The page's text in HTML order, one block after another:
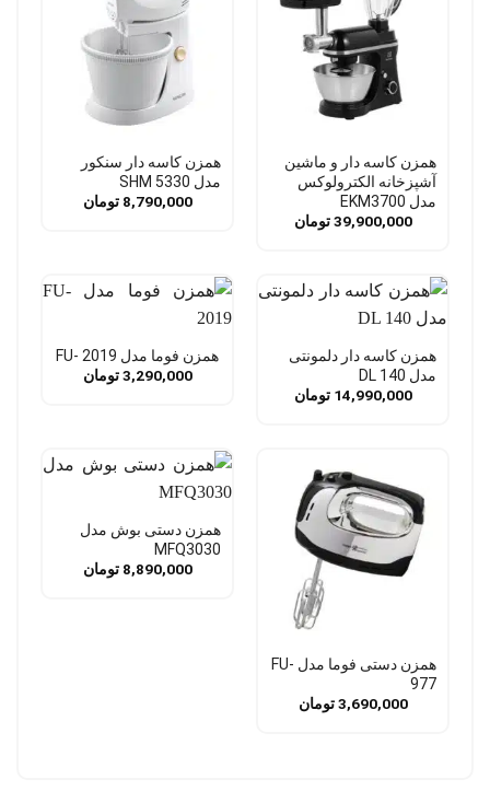
همزن کاسه دار و ماشین
آشپزخانه الکترولوکس
مدل EKM3700
39,900,000 تومان
همزن کاسه دار سنکور
مدل SHM 5330
8,790,000 تومان
همزن کاسه دار دلمونتی
مدل DL 140
14,990,000 تومان
همزن فوما مدل FU- 2019
3,290,000 تومان
همزن دستی فوما مدل FU-
977
3,690,000 تومان
همزن دستی بوش مدل
MFQ3030
8,890,000 تومان